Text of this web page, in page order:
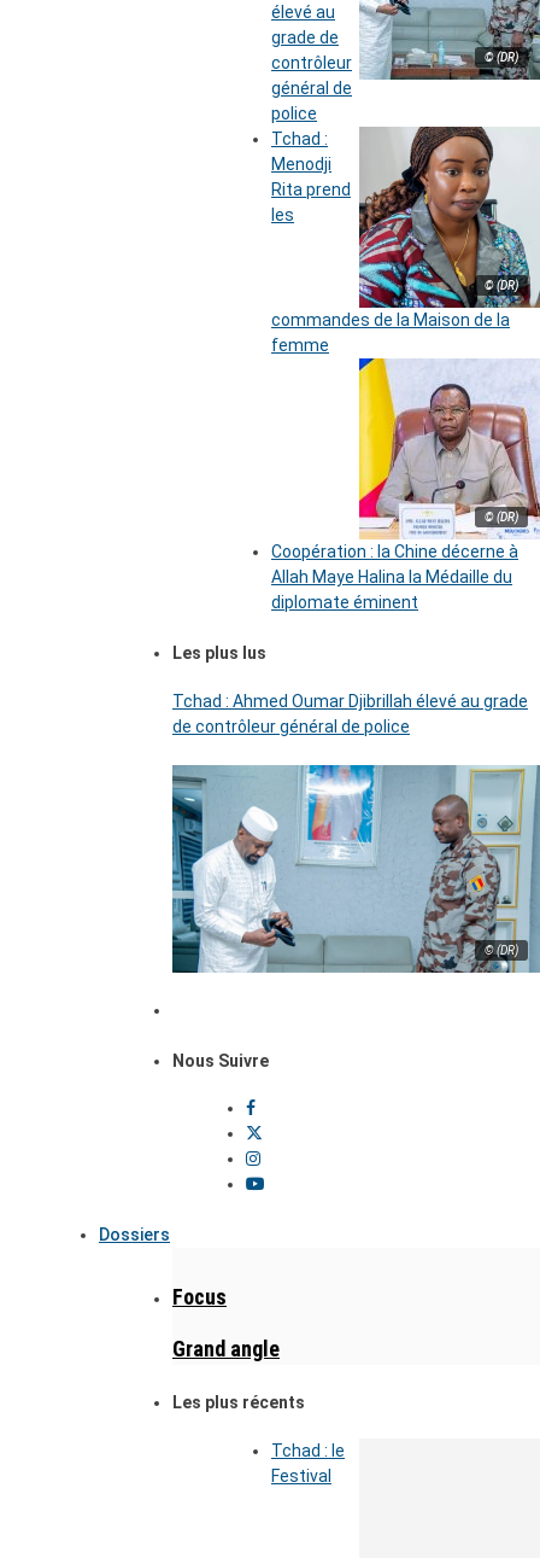
© (DR)
élevé au
grade de
contrôleur
général de
police
© (DR)
Tchad :
Menodji
Rita prend
les
commandes de la Maison de la
femme
© (DR)
Coopération : la Chine décerne à
Allah Maye Halina la Médaille du
diplomate éminent
Les plus lus
Tchad : Ahmed Oumar Djibrillah élevé au grade
de contrôleur général de police
© (DR)
Nous Suivre
Dossiers
Focus
Grand angle
Les plus récents
Tchad : le
Festival